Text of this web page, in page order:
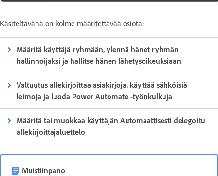
Käsiteltävänä on kolme määritettävää osiota:
Määritä käyttäjä ryhmään, ylennä hänet ryhmän
hallinnoijaksi ja hallitse hänen lähetysoikeuksiaan.
Valtuutus allekirjoittaa asiakirjoja, käyttää sähköisiä
leimoja ja luoda Power Automate -työnkulkuja
Määritä tai muokkaa käyttäjän Automaattisesti delegoitu
allekirjoittajaluettelo
Muistiinpano